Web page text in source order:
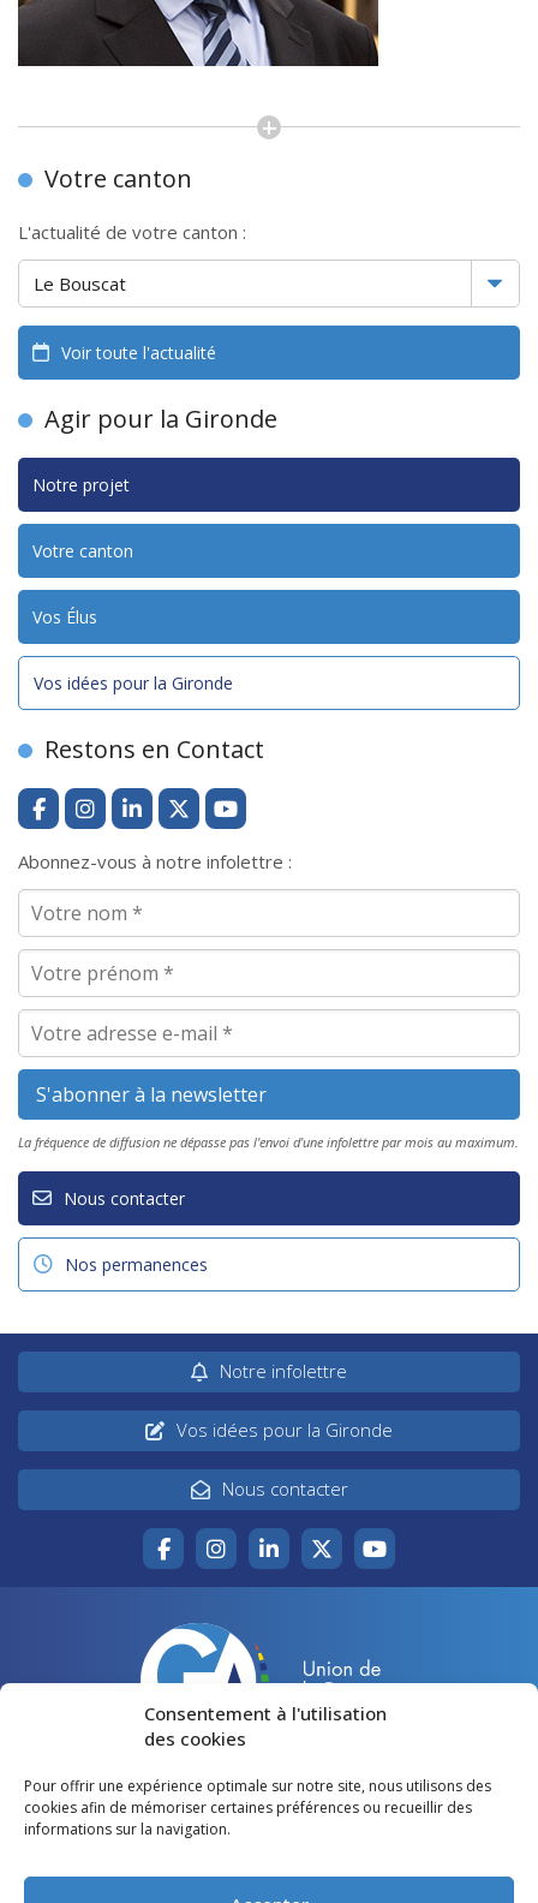
Consentement à l'utilisation
des cookies
Pour offrir une expérience optimale sur notre site, nous utilisons des
cookies afin de mémoriser certaines préférences ou recueillir des
informations sur la navigation.
Votre canton
L'actualité de votre canton :
Voir toute l'actualité
Agir pour la Gironde
Notre projet
Votre canton
Vos Élus
Vos idées pour la Gironde
Restons en Contact
Abonnez-vous à notre infolettre :
La fréquence de diffusion ne dépasse pas l'envoi d'une infolettre par mois au maximum.
Nous contacter
Nos permanences
Notre infolettre
Vos idées pour la Gironde
Nous contacter
Accueil
Votre canton
Lire et voir
Agir pour la Gironde
Restons en contact